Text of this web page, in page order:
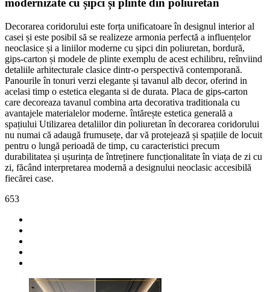
modernizate cu șipci și plinte din poliuretan
Decorarea coridorului este forța unificatoare în designul interior al
casei și este posibil să se realizeze armonia perfectă a influențelor
neoclasice și a liniilor moderne cu șipci din poliuretan, bordură,
gips-carton și modele de plinte exemplu de acest echilibru, reînviind
detaliile arhitecturale clasice dintr-o perspectivă contemporană.
Panourile în tonuri verzi elegante și tavanul alb decor, oferind in
acelasi timp o estetica eleganta si de durata. Placa de gips-carton
care decoreaza tavanul combina arta decorativa traditionala cu
avantajele materialelor moderne. întărește estetica generală a
spațiului Utilizarea detaliilor din poliuretan în decorarea coridorului
nu numai că adaugă frumusețe, dar vă protejează și spațiile de locuit
pentru o lungă perioadă de timp, cu caracteristici precum
durabilitatea și ușurința de întreținere funcționalitate în viața de zi cu
zi, făcând interpretarea modernă a designului neoclasic accesibilă
fiecărei case.
653